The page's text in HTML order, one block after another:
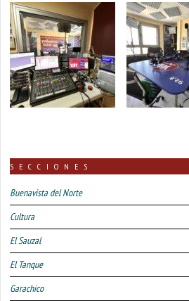
SECCIONES
Buenavista del Norte
Cultura
El Sauzal
El Tanque
Garachico